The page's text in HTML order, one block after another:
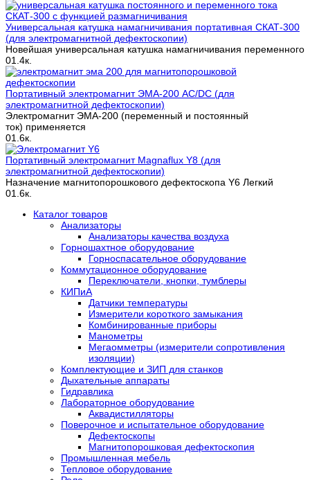
Универсальная катушка намагничивания портативная СКАТ-300
(для электромагнитной дефектоскопии)
Новейшая универсальная катушка намагничивания переменного
01.4к.
Портативный электромагнит ЭМА-200 AC/DC (для
электромагнитной дефектоскопии)
Электромагнит ЭМА-200 (переменный и постоянный
ток) применяется
01.6к.
Портативный электромагнит Magnaflux Y8 (для
электромагнитной дефектоскопии)
Назначение магнитопорошкового дефектоскопа Y6 Легкий
01.6к.
Каталог товаров
Анализаторы
Анализаторы качества воздуха
Горношахтное оборудование
Горноспасательное оборудование
Коммутационное оборудование
Переключатели, кнопки, тумблеры
КИПиА
Датчики температуры
Измерители короткого замыкания
Комбинированные приборы
Манометры
Мегаомметры (измерители сопротивления
изоляции)
Комплектующие и ЗИП для станков
Дыхательные аппараты
Гидравлика
Лабораторное оборудование
Аквадистилляторы
Поверочное и испытательное оборудование
Дефектоскопы
Магнитопорошковая дефектоскопия
Промышленная мебель
Тепловое оборудование